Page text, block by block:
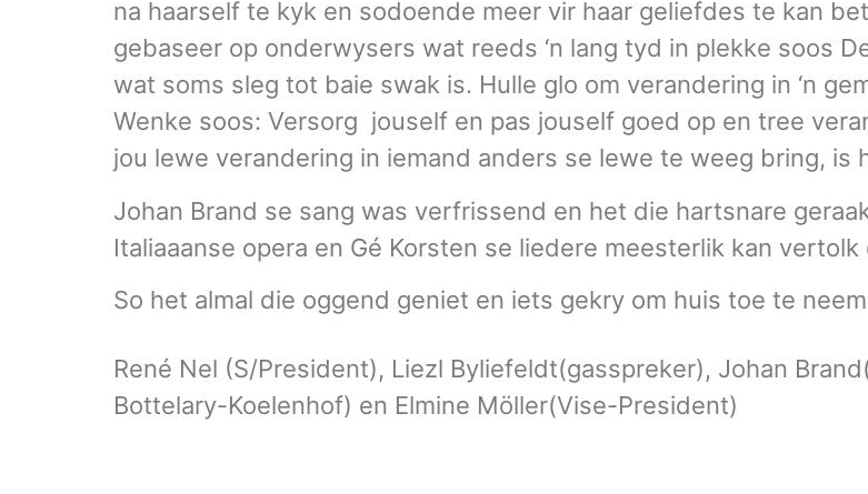
na haarself te kyk en sodoende meer vir haar geliefdes te kan
gebaseer op onderwysers wat reeds ‘n lang tyd in plekke soos
wat soms sleg tot baie swak is. Hulle glo om verandering in ‘n
Wenke soos: Versorg jouself en pas jouself goed op en tree
jou lewe verandering in iemand anders se lewe te weeg bring, is
Johan Brand se sang was verfrissend en het die hartsnare
Italiaaanse opera en Gé Korsten se liedere meesterlik kan
So het almal die oggend geniet en iets gekry om huis toe te
René Nel (S/President), Liezl Byliefeldt(gasspreker), Johan
Bottelary-Koelenhof) en Elmine Möller(Vise-President)